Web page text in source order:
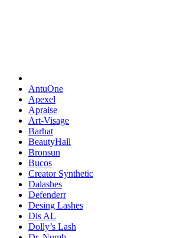
AntuOne
Apexel
Apraise
Art-Visage
Barhat
BeautyHall
Bronsun
Bucos
Creator Synthetic
Dalashes
Defenderr
Desing Lashes
Dis AL
Dolly’s Lash